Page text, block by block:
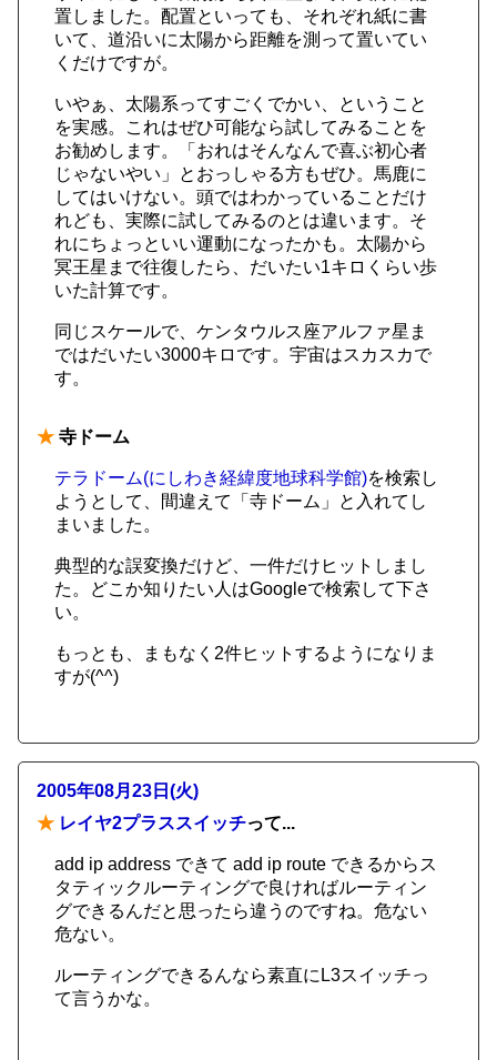
置しました。配置といっても、それぞれ紙に書
いて、道沿いに太陽から距離を測って置いてい
くだけですが。
いやぁ、太陽系ってすごくでかい、ということ
を実感。これはぜひ可能なら試してみることを
お勧めします。「おれはそんなんで喜ぶ初心者
じゃないやい」とおっしゃる方もぜひ。馬鹿に
してはいけない。頭ではわかっていることだけ
れども、実際に試してみるのとは違います。そ
れにちょっといい運動になったかも。太陽から
冥王星まで往復したら、だいたい1キロくらい歩
いた計算です。
同じスケールで、ケンタウルス座アルファ星ま
ではだいたい3000キロです。宇宙はスカスカで
す。
★ 寺ドーム
テラドーム(にしわき経緯度地球科学館)を検索し
ようとして、間違えて「寺ドーム」と入れてし
まいました。
典型的な誤変換だけど、一件だけヒットしまし
た。どこか知りたい人はGoogleで検索して下さ
い。
もっとも、まもなく2件ヒットするようになりま
すが(^^)
2005年08月23日(火)
★ レイヤ2プラススイッチって...
add ip address できて add ip route できるからス
タティックルーティングで良ければルーティン
グできるんだと思ったら違うのですね。危ない
危ない。
ルーティングできるんなら素直にL3スイッチっ
て言うかな。